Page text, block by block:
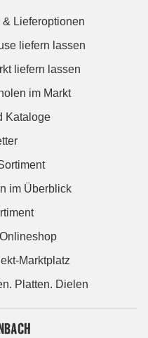
Lieferoptionen
liefern lassen
liefern lassen
im Markt
Kataloge
im Überblick
Marktplatz
Platten. Dielen